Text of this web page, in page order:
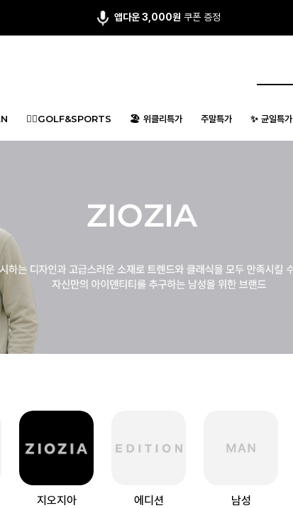
회원 가입시 최대 15,000원 쿠폰팩
🏌️‍♂️GOLF&SPORTS 🏖️ 위클리특가 주말특가 ✨ 균일특가
지오지아 에디션 남성